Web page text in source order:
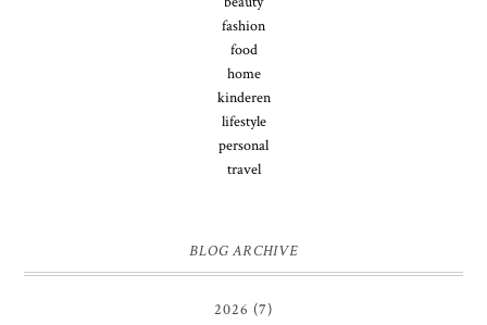
fashion
food
home
kinderen
lifestyle
personal
travel
BLOG ARCHIVE
2026 (7)